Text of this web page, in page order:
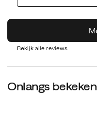
Bekijk alle reviews
Onlangs bekeken